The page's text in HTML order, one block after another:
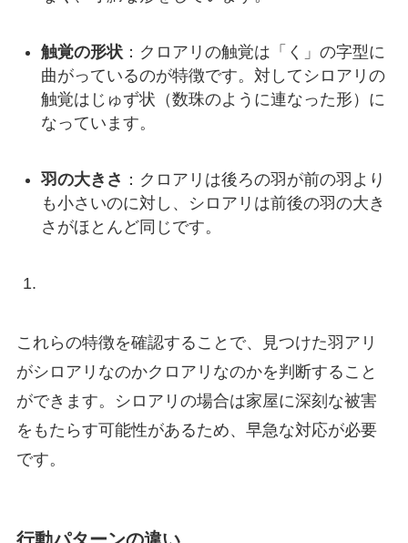
触覚の形状：クロアリの触覚は「く」の字型に
曲がっているのが特徴です。対してシロアリの
触覚はじゅず状（数珠のように連なった形）に
なっています。
羽の大きさ ：クロアリは後ろの羽が前の羽より
も小さいのに対し、シロアリは前後の羽の大き
さがほとんど同じです。
これらの特徴を確認することで、見つけた羽アリ
がシロアリなのかクロアリなのかを判断すること
ができます。シロアリの場合は家屋に深刻な被害
をもたらす可能性があるため、早急な対応が必要
です。